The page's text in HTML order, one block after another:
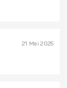
21 Mai 2025